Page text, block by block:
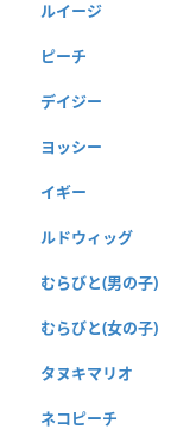
ルイージ
ピーチ
デイジー
ヨッシー
イギー
ルドウィッグ
むらびと(男の子)
むらびと(女の子)
タヌキマリオ
ネコピーチ